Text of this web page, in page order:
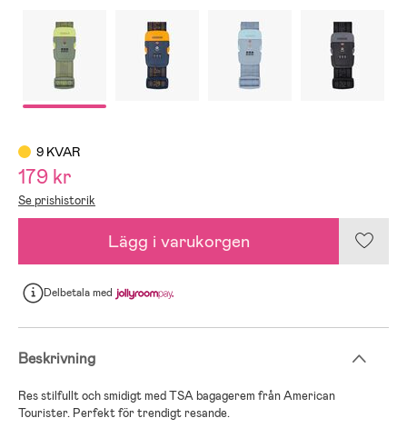
9 KVAR
179 kr
Se prishistorik
Lägg i varukorgen
Delbetalamed
Beskrivning
Res stilfullt och smidigt med TSA bagagerem från American
Tourister. Perfekt för trendigt resande.